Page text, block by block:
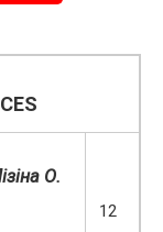
О.
12